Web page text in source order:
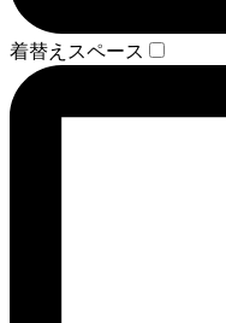
着替えスペース